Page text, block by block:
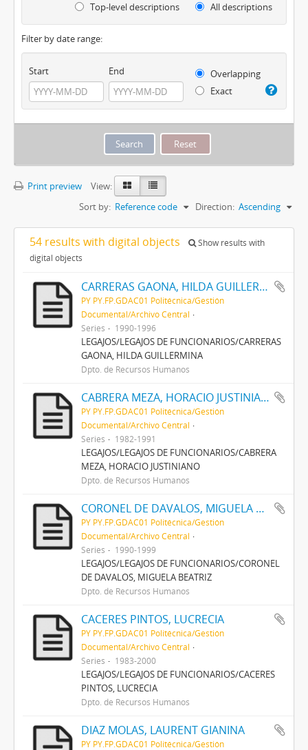
Top-level descriptions All descriptions
Filter by date range:
Start End
Overlapping
Exact
Print preview
View:
Sort by: Reference code Direction: Ascending
54 results with digital objects
Show results with
digital objects
CARRERAS GAONA, HILDA GUILLERMINA
PY PY.FP.GDAC01 Politécnica/Gestión
Documental/Archivo Central
Series
1990-1996
LEGAJOS/LEGAJOS DE FUNCIONARIOS/CARRERAS
GAONA, HILDA GUILLERMINA
Dpto. de Recursos Humanos
CABRERA MEZA, HORACIO JUSTINIANO
PY PY.FP.GDAC01 Politécnica/Gestión
Documental/Archivo Central
Series
1982-1991
LEGAJOS/LEGAJOS DE FUNCIONARIOS/CABRERA
MEZA, HORACIO JUSTINIANO
Dpto. de Recursos Humanos
CORONEL DE DAVALOS, MIGUELA BEATRIZ
PY PY.FP.GDAC01 Politécnica/Gestión
Documental/Archivo Central
Series
1990-1999
LEGAJOS/LEGAJOS DE FUNCIONARIOS/CORONEL
DE DAVALOS, MIGUELA BEATRIZ
Dpto. de Recursos Humanos
CACERES PINTOS, LUCRECIA
PY PY.FP.GDAC01 Politécnica/Gestión
Documental/Archivo Central
Series
1983-2000
LEGAJOS/LEGAJOS DE FUNCIONARIOS/CACERES
PINTOS, LUCRECIA
Dpto. de Recursos Humanos
DIAZ MOLAS, LAURENT GIANINA
PY PY.FP.GDAC01 Politécnica/Gestión